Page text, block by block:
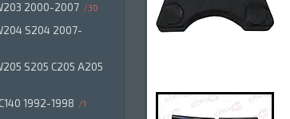
2000-2007 30
S204 2007-
S205 C205 A205
1992-1998 1